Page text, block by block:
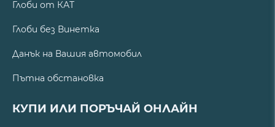
Глоби от КАТ
Глоби без Винетка
Данък на Вашия автомобил
Пътна обстановка
КУПИ ИЛИ ПОРЪЧАЙ ОНЛАЙН